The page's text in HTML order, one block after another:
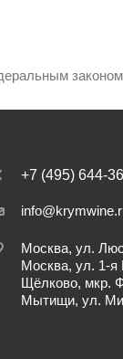
+7 (495) 644-
Москва, ул.
Москва, ул. 1-я
Щёлково, мкр.
Мытищи, ул.